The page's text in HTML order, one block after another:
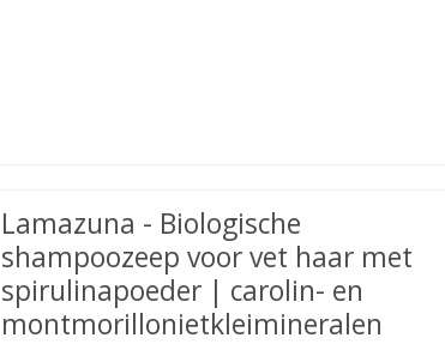
Lamazuna - Biologische
shampoozeep voor vet haar met
spirulinapoeder | carolin- en
montmorillonietkleimineralen